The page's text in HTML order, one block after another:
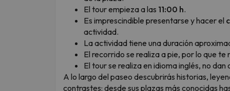
El tour empieza a las 11:00 h.
Es imprescindible presentarse y hacer el
actividad.
La actividad tiene una duración
El recorrido se realiza a pie, por lo que
El tour se realiza en idioma inglés, no dan
A lo largo del paseo descubrirás historias,
contrastes: desde sus plazas más conocidas